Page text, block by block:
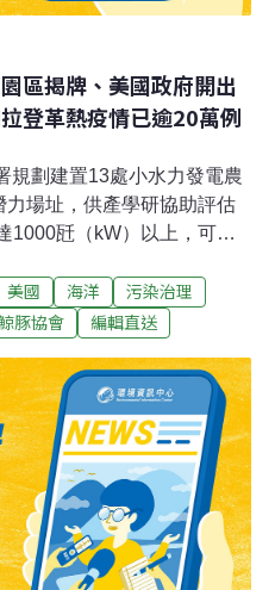
區揭牌、美國政府開出
登革熱疫情已逾20萬例
規劃建置13處小水力發電農
場址，供產學研協助評估
1000瓩（kW）以上，可擴
指出，這13處所在地包含桃
各1處，高雄市2處，台東
社報導）氫能列2050年淨
低碳氨因應2050淨零排放政
關鍵策略，3日上午台灣肥
「低碳氨」的氫能產業技
，從沙烏地的合資夥伴，進
際的行動提供減碳方案，可
化工等產業碳減排，希望氫
到12%。（公視新聞網報
美國 海洋
污染治理
豚協會 編輯直送